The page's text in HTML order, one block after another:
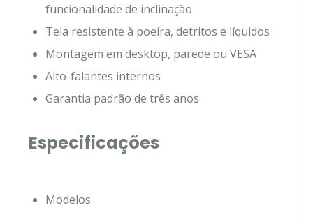
funcionalidade de inclinação
Tela resistente à poeira, detritos e líquidos
Montagem em desktop, parede ou VESA
Alto-falantes internos
Garantia padrão de três anos
Especificações
Modelos